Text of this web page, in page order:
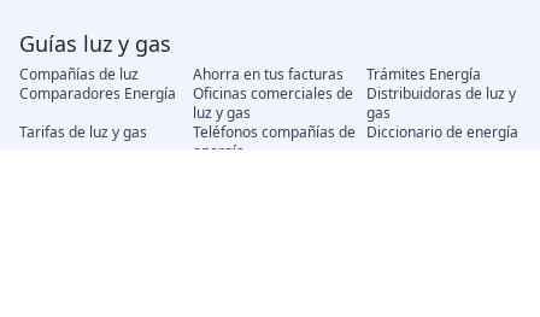
Guías luz y gas
Compañías de luz Ahorra en tus facturas
Trámites Energía
Comparadores Energía
Oficinas comerciales de
luz y gas
Distribuidoras de luz y
gas
Tarifas de luz y gas
Teléfonos compañías de
energía
Diccionario de energía